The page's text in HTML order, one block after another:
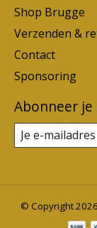
Shop Brugge
Verzenden &
Contact
Sponsoring
Abonneer
© Copyright